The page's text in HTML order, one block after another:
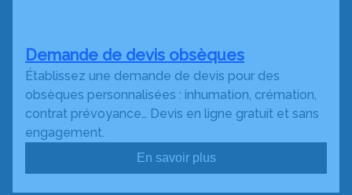
Demande de devis obsèques
Établissez une demande de devis pour des
obsèques personnalisées : inhumation, crémation,
contrat prévoyance… Devis en ligne gratuit et sans
engagement.
En savoir plus